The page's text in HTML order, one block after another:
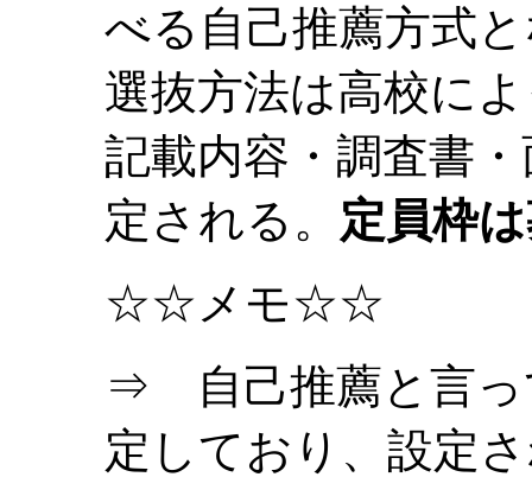
べる自己推薦方式
選抜方法は高校に
記載内容・調査書
定される。 定員枠
☆☆メモ☆☆
⇒ 自己推薦と言っ
定しており、 設定